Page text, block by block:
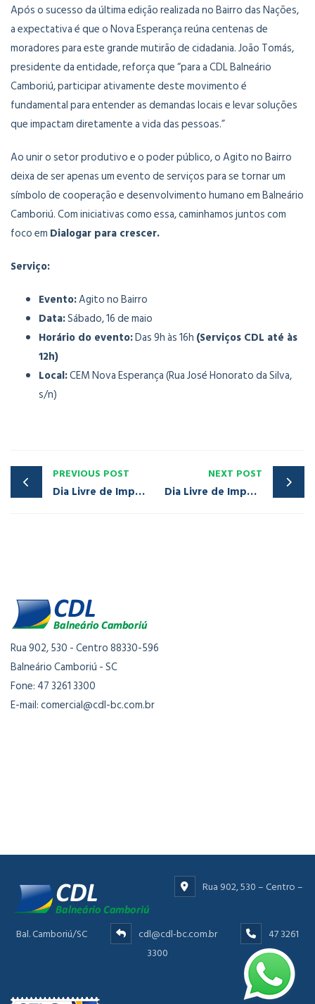
Após o sucesso da última edição realizada no Bairro das Nações,
a expectativa é que o Nova Esperança reúna centenas de
moradores para este grande mutirão de cidadania. João Tomás,
presidente da entidade, reforça que “para a CDL Balneário
Camboriú, participar ativamente deste movimento é
fundamental para entender as demandas locais e levar soluções
que impactam diretamente a vida das pessoas.”
Ao unir o setor produtivo e o poder público, o Agito no Bairro
deixa de ser apenas um evento de serviços para se tornar um
símbolo de cooperação e desenvolvimento humano em Balneário
Camboriú. Com iniciativas como essa, caminhamos juntos com
foco em Dialogar para crescer.
Serviço:
Evento:Agito no Bairro
Data:Sábado, 16 de maio
Horário do evento:Das 9h às 16h (Serviços CDL até às
12h)
Local:CEM Nova Esperança (Rua José Honorato da Silva,
s/n)
PREVIOUS POST
Dia Livre de Impostos 2026: CDL Jovem inicia mobilização e convida empresários de Balneário Camboriú para a campanha
NEXT POST
Dia Livre de Impostos chega à 20ª edição em 28 de maio com mobilização de lojistas em Balneário Camboriú
Rua 902, 530 - Centro 88330-596
Balneário Camboriú - SC
Fone: 47 3261 3300
E-mail: comercial@cdl-bc.com.br
Rua 902, 530 – Centro –
Bal. Camboriú/SC cdl@cdl-bc.com.br
47 3261
3300